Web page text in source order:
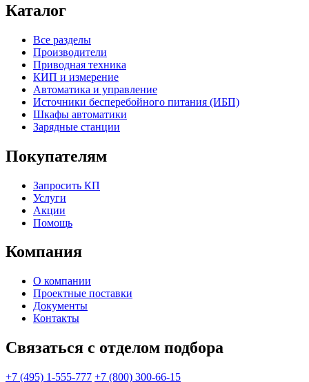
Каталог
Все разделы
Производители
Приводная техника
КИП и измерение
Автоматика и управление
Источники бесперебойного питания (ИБП)
Шкафы автоматики
Зарядные станции
Покупателям
Запросить КП
Услуги
Акции
Помощь
Компания
О компании
Проектные поставки
Документы
Контакты
Связаться с отделом подбора
+7 (495) 1-555-777 +7 (800) 300-66-15